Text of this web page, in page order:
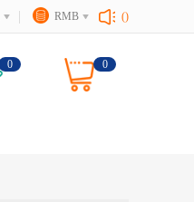
RMB ()
0 0